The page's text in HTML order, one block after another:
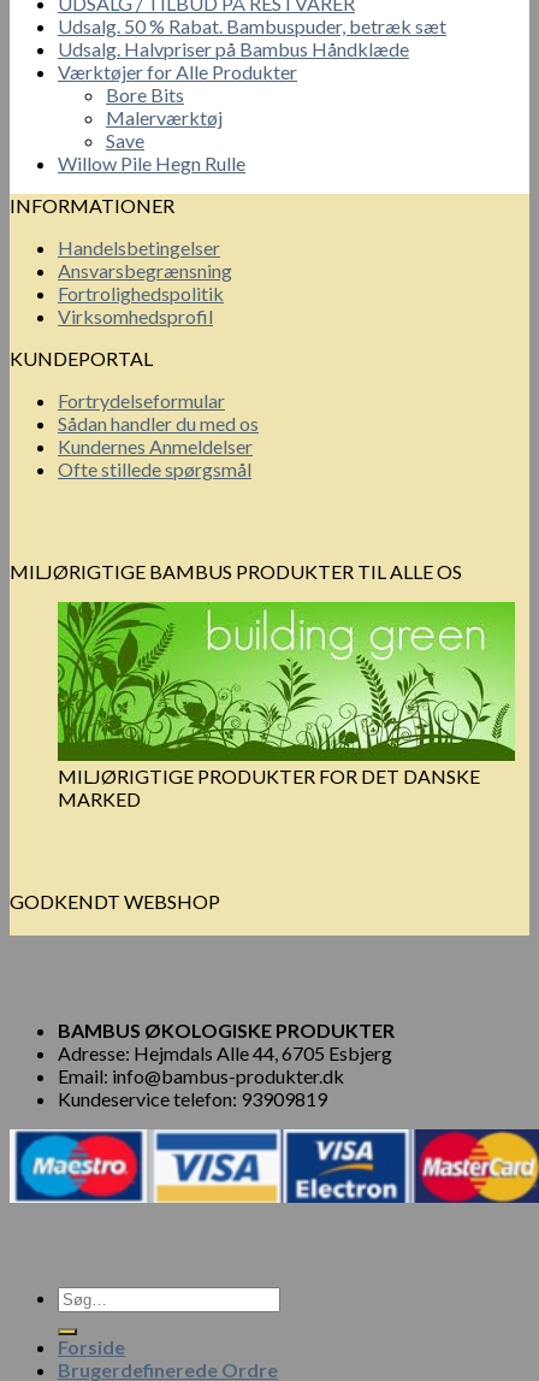
Udsalg. 50 % Rabat. Bambuspuder, betræk sæt
Udsalg. Halvpriser på Bambus Håndklæde
Værktøjer for Alle Produkter
Bore Bits
Malerværktøj
Save
Willow Pile Hegn Rulle
INFORMATIONER
Handelsbetingelser
Ansvarsbegrænsning
Fortrolighedspolitik
Virksomhedsprofil
KUNDEPORTAL
Fortrydelseformular
Sådan handler du med os
Kundernes Anmeldelser
Ofte stillede spørgsmål
MILJØRIGTIGE BAMBUS PRODUKTER TIL ALLE OS
MILJØRIGTIGE PRODUKTER FOR DET DANSKE
MARKED
GODKENDT WEBSHOP
BAMBUS ØKOLOGISKE PRODUKTER
Adresse: Hejmdals Alle 44, 6705 Esbjerg
Email: info@bambus-produkter.dk
Kundeservice telefon: 93909819
Søg
efter:
Forside
Brugerdefinerede Ordre